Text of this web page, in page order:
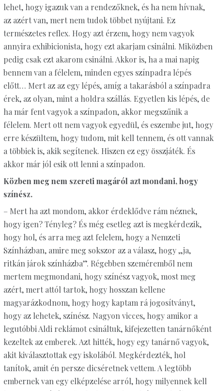
lehet, hogy igazuk van a rendezőknek, és ha nem hívnak,
az azért van, mert nem tudok többet nyújtani. Ez
természetes reflex. Hogy azt érzem, hogy nem vagyok
annyira exhibicionista, hogy ezt akarjam csinálni. Miközben
pedig csak ezt akarom csinálni. Akkor is, ha a mai napig
bennem van a félelem, minden egyes színpadra lépés
előtt… Mert az az egy lépés, amíg a takarásból a színpadra
érek, az olyan, mint a holdra szállás. Egyetlen kis lépés, de
ha már fent vagyok a színpadon, akkor megszűnik a
félelem. Mert ott nem vagyok egyedül, és eszembe jut, hogy
erre készültem, hogy tudom, mit kell tennem, és ott vannak
a többiek is, akik segítenek. Hiszen ez egy összjáték. És
akkor már jól esik ott lenni a színpadon.
Közben meg nem szereti magáról azt mondani, hogy
színész.
– Mert ha azt mondom, akkor érdeklődve rám néznek,
hogy igen? Tényleg? És még esetleg azt is megkérdezik,
hogy hol, és arra meg azt felelem, hogy a Nemzeti
Színházban, amire meg sokszor az a válasz, hogy „ja,
ritkán járok színházba”. Régebben szeméremből nem
mertem megmondani, hogy színész vagyok, most meg
azért, mert attól tartok, hogy hosszan kellene
magyarázkodnom, hogy hogy kaptam rá jogosítványt,
hogy az lehetek, színész. Nagyon vicces, hogy amikor a
legutóbbi Aldi reklámot csináltuk, kifejezetten tanárnőként
kezeltek az emberek. Azt hitték, hogy egy tanárnő vagyok,
akit kiválasztottak egy iskolából. Megkérdezték, hol
tanítok, amit én persze dicséretnek vettem. A legtöbb
embernek van egy elképzelése arról, hogy milyennek kell